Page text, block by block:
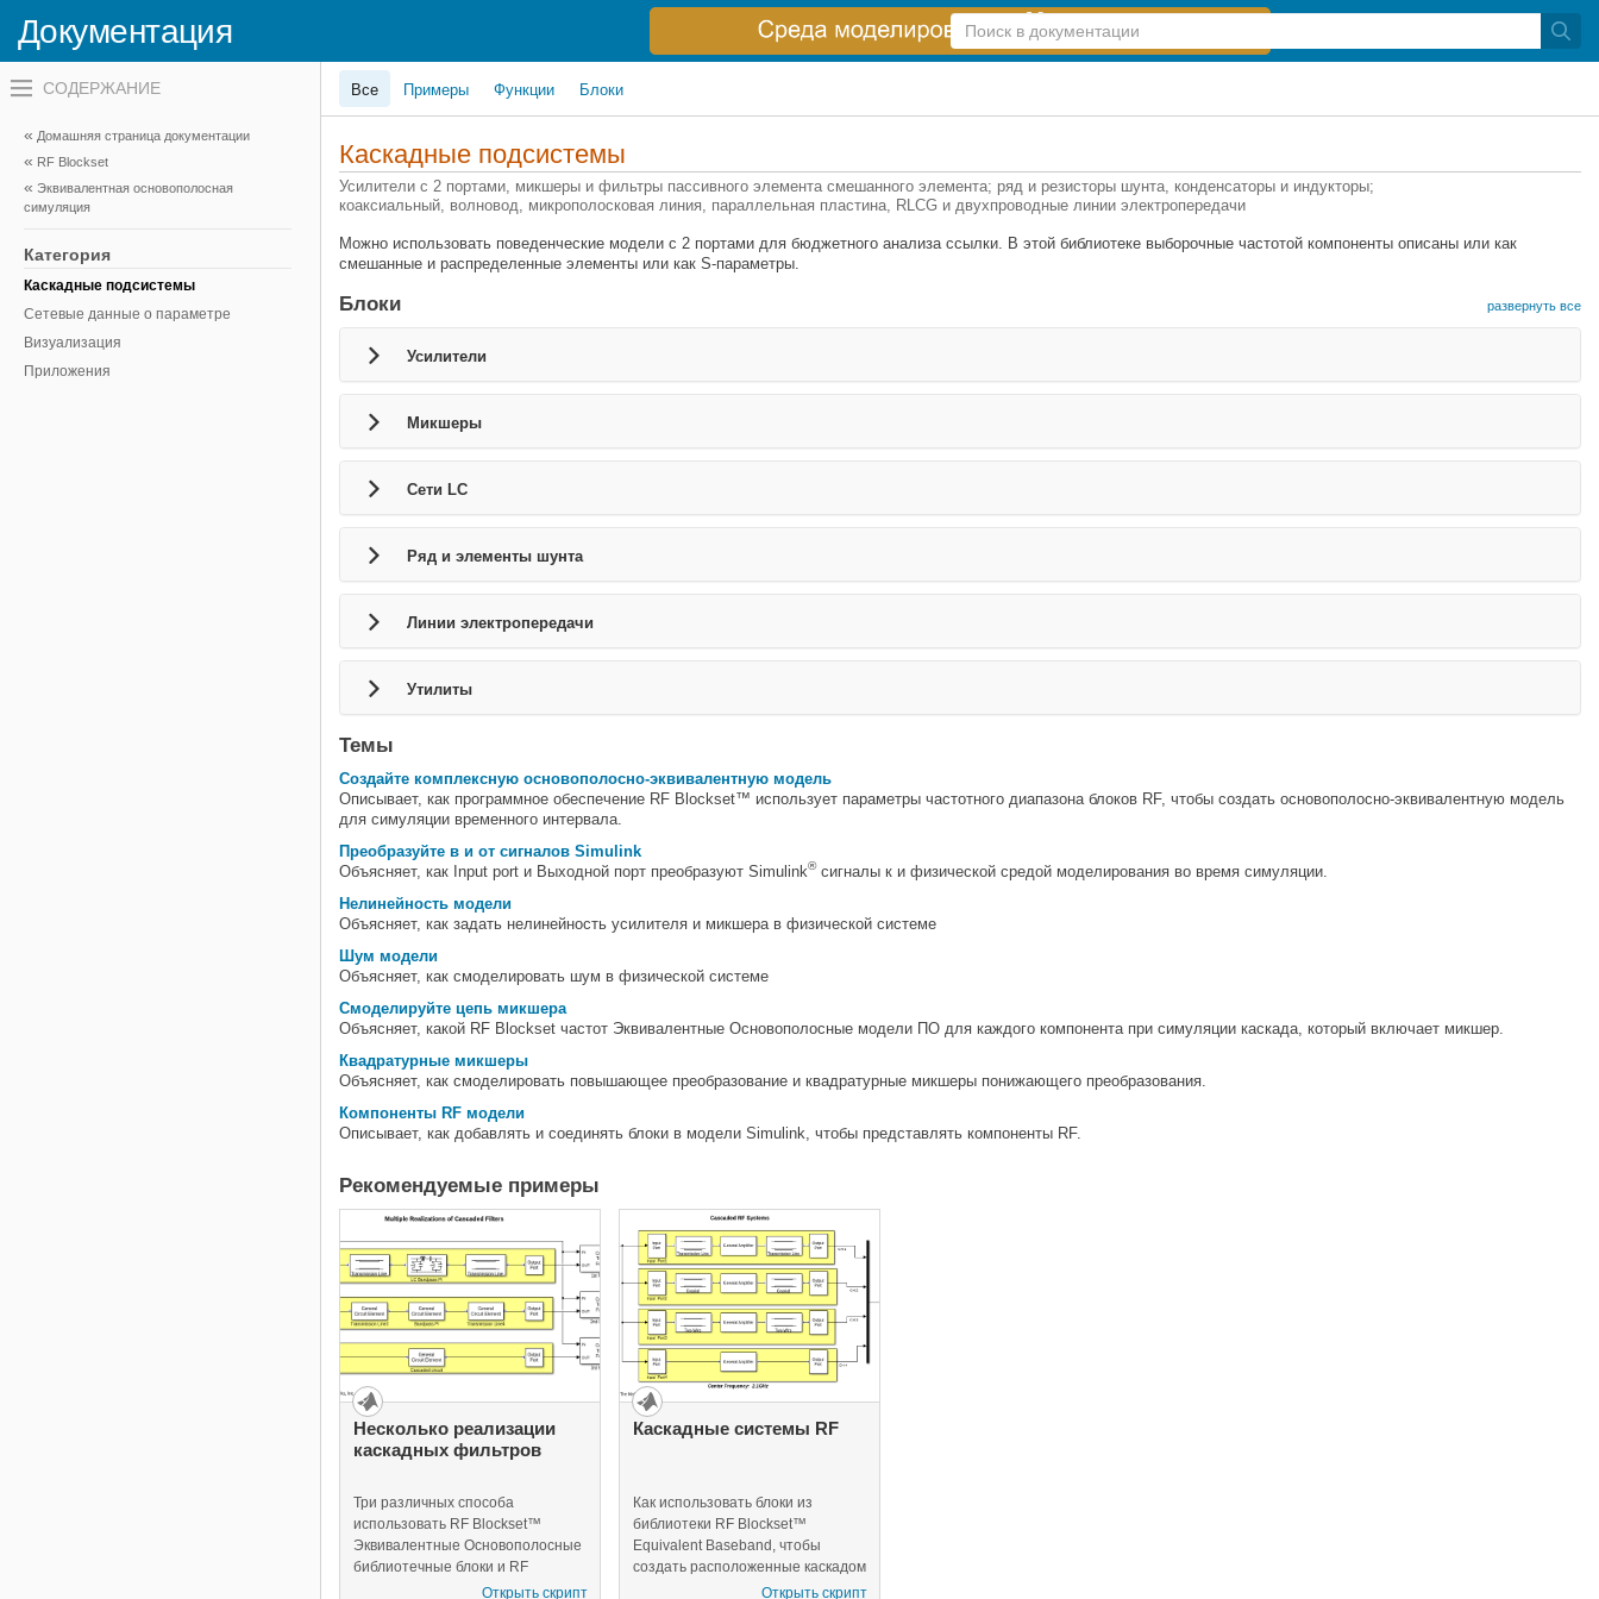
Документация
Справка
по
Переключатель
навигационного
вне
холста
переключатель
навигационного
меню
Домашняя страница документации
RF Blockset
Эквивалентная основополосная
симуляция
Категория
Каскадные подсистемы
Сетевые данные о параметре
Визуализация
Приложения
Все Примеры Функции Блоки
Каскадные подсистемы
Усилители с 2 портами, микшеры и фильтры пассивного элемента смешанного элемента; ряд и резисторы шунта, конденсаторы и индукторы;
коаксиальный, волновод, микрополосковая линия, параллельная пластина, RLCG и двухпроводные линии электропередачи
Можно использовать поведенческие модели с 2 портами для бюджетного анализа ссылки. В этой библиотеке выборочные частотой компоненты описаны или как
смешанные и распределенные элементы или как S-параметры.
Блоки развернуть все
Усилители
Микшеры
Сети LC
Ряд и элементы шунта
Линии электропередачи
Утилиты
Темы
Создайте комплексную основополосно-эквивалентную модель
Описывает, как программное обеспечение RF Blockset™ использует параметры частотного диапазона блоков RF, чтобы создать основополосно-эквивалентную модель
для симуляции временного интервала.
Преобразуйте в и от сигналов Simulink
Объясняет, как Input port и Выходной порт преобразуют Simulink®сигналы к и физической средой моделирования во время симуляции.
Нелинейность модели
Объясняет, как задать нелинейность усилителя и микшера в физической системе
Шум модели
Объясняет, как смоделировать шум в физической системе
Смоделируйте цепь микшера
Объясняет, какой RF Blockset частот Эквивалентные Основополосные модели ПО для каждого компонента при симуляции каскада, который включает микшер.
Квадратурные микшеры
Объясняет, как смоделировать повышающее преобразование и квадратурные микшеры понижающего преобразования.
Компоненты RF модели
Описывает, как добавлять и соединять блоки в модели Simulink, чтобы представлять компоненты RF.
Рекомендуемые примеры
Несколько реализации
каскадных фильтров
Три различных способа
использовать RF Blockset™
Эквивалентные Основополосные
библиотечные блоки и RF
Toolbox™ возражают, чтобы
Открыть скрипт
Каскадные системы RF
Как использовать блоки из
библиотеки RF Blockset™
Equivalent Baseband, чтобы
создать расположенные каскадом
Открыть скрипт